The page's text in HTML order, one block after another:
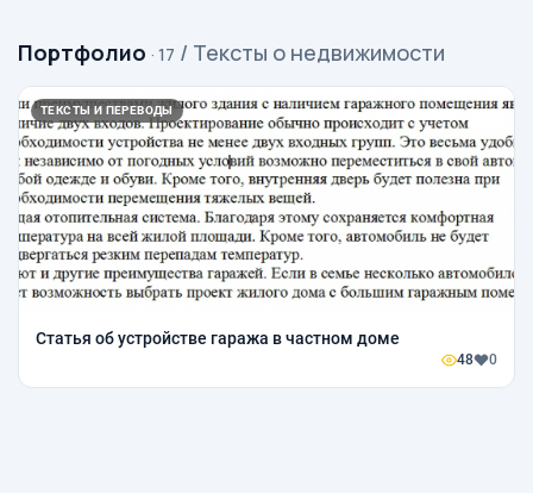
Портфолио · 17 / Тексты о недвижимости
ТЕКСТЫ И ПЕРЕВОДЫ
Статья об устройстве гаража в частном доме
48 0